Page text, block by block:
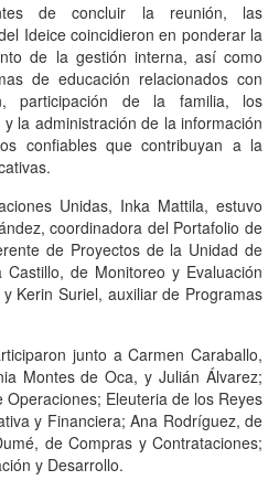
de concluir la reunión, las
Ideice coincidieron en ponderar la
de la gestión interna, así como
de educación relacionados con
participación de la familia, los
la administración de la información
confiables que contribuyan a la
Unidas, Inka Mattila, estuvo
coordinadora del Portafolio de
de Proyectos de la Unidad de
Castillo, de Monitoreo y Evaluación
Kerin Suriel, auxiliar de Programas
junto a Carmen Caraballo,
Montes de Oca, y Julián Álvarez;
Eleuteria de los Reyes
y Financiera; Ana Rodríguez, de
de Compras y Contrataciones;
y Desarrollo.